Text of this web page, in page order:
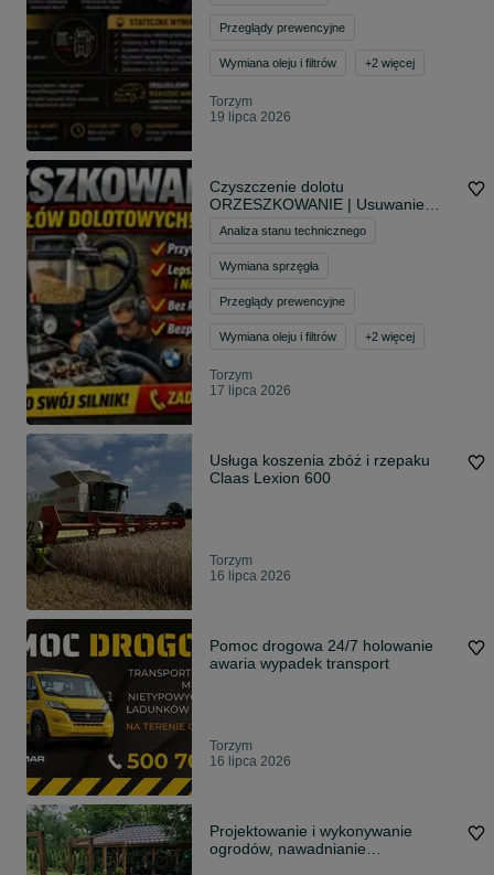
Przeglądy prewencyjne
Wymiana oleju i filtrów +2 więcej
Torzym
19 lipca 2026
Czyszczenie dolotu
ORZESZKOWANIE | Usuwanie
pracy
Analiza stanu technicznego
Wymiana sprzęgła
Przeglądy prewencyjne
Wymiana oleju i filtrów +2 więcej
Torzym
17 lipca 2026
Usługa koszenia zbóż i rzepaku
Claas Lexion 600
Torzym
16 lipca 2026
Pomoc drogowa 24/7 holowanie
awaria wypadek transport
Torzym
16 lipca 2026
Projektowanie i wykonywanie
ogrodów, nawadnianie